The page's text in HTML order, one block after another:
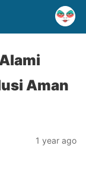
Aman
1 year ago